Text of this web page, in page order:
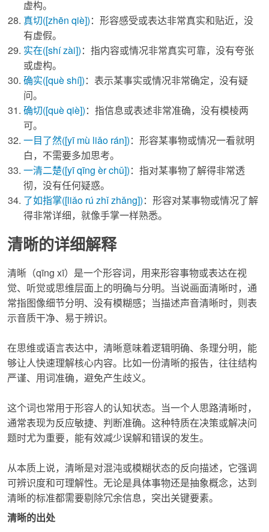
虚构。
真切([zhēn qiè])：形容感受或表达非常真实和贴近，没
有虚假。
实在([shí zài])：指内容或情况非常真实可靠，没有夸张
或虚构。
确实([què shí])：表示某事实或情况非常确定，没有疑
问。
确切([què qiè])：指信息或表述非常准确，没有模棱两
可。
一目了然([yī mù liǎo rán])：形容某事物或情况一看就明
白，不需要多加思考。
一清二楚([yī qīng èr chǔ])：指对某事物了解得非常透
彻，没有任何疑惑。
了如指掌([liǎo rú zhǐ zhǎng])：形容对某事物或情况了解
得非常详细，就像手掌一样熟悉。
清晰的详细解释
清晰 （qīng xī）是一个形容词，用来形容事物或表达在视
觉、听觉或思维层面上的明确与分明。当说画面清晰时，通
常指图像细节分明、没有模糊感；当描述声音清晰时，则表
示音质干净、易于辨识。
在思维或语言表达中， 清晰意味着逻辑明确、条理分明，能
够让人快速理解核心内容。比如一份清晰的报告，往往结构
严谨、用词准确，避免产生歧义。
这个词也常用于形容人的认知状态。当一个人思路清晰时，
通常表现为反应敏捷、判断准确。这种特质在决策或解决问
题时尤为重要，能有效减少误解和错误的发生。
从本质上说， 清晰是对混沌或模糊状态的反向描述，它强调
可辨识度和可理解性。无论是具体事物还是抽象概念，达到
清晰的标准都需要剔除冗余信息，突出关键要素。
清晰的出处